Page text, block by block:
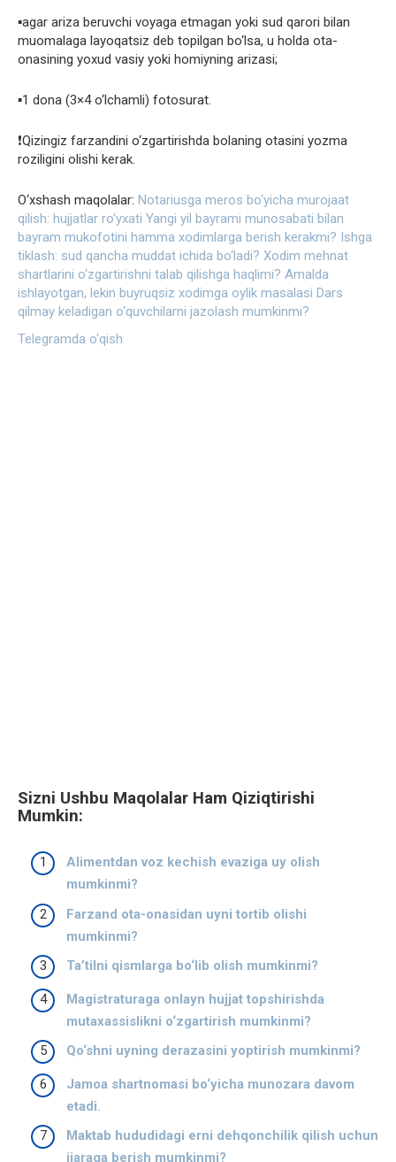
▪️agar ariza beruvchi voyaga etmagan yoki sud qarori bilan
muomalaga layoqatsiz deb topilgan bo‘lsa, u holda ota-
onasining yoxud vasiy yoki homiyning arizasi;
▪️1 dona (3×4 o‘lchamli) fotosurat.
❗️Qizingiz farzandini o‘zgartirishda bolaning otasini yozma
roziligini olishi kerak.
O‘xshash maqolalar: Notariusga meros bo‘yicha murojaat
qilish: hujjatlar ro‘yxati Yangi yil bayrami munosabati bilan
bayram mukofotini hamma xodimlarga berish kerakmi? Ishga
tiklash: sud qancha muddat ichida bo‘ladi? Xodim mehnat
shartlarini o‘zgartirishni talab qilishga haqlimi? Amalda
ishlayotgan, lekin buyruqsiz xodimga oylik masalasi Dars
qilmay keladigan o‘quvchilarni jazolash mumkinmi?
Telegramda o‘qish
Sizni Ushbu Maqolalar Ham Qiziqtirishi
Mumkin:
Alimentdan voz kechish evaziga uy olish
mumkinmi?
Farzand ota-onasidan uyni tortib olishi
mumkinmi?
Taʼtilni qismlarga bo‘lib olish mumkinmi?
Magistraturaga onlayn hujjat topshirishda
mutaxassislikni o‘zgartirish mumkinmi?
Qo‘shni uyning derazasini yoptirish mumkinmi?
Jamoa shartnomasi bo‘yicha munozara davom
etadi.
Maktab hududidagi erni dehqonchilik qilish uchun
ijaraga berish mumkinmi?